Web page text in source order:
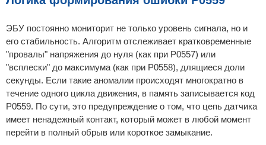
ЭБУ постоянно мониторит не только уровень сигнала, но и
его стабильность. Алгоритм отслеживает кратковременные
"провалы" напряжения до нуля (как при P0557) или
"всплески" до максимума (как при P0558), длящиеся доли
секунды. Если такие аномалии происходят многократно в
течение одного цикла движения, в память записывается код
P0559. По сути, это предупреждение о том, что цепь датчика
имеет ненадежный контакт, который может в любой момент
перейти в полный обрыв или короткое замыкание.